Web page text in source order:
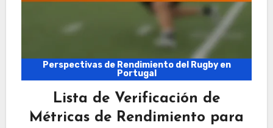
Perspectivas de Rendimiento del Rugby en
Portugal
Lista de Verificación de
Métricas de Rendimiento para